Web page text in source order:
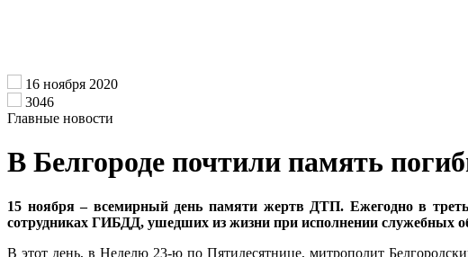
16 ноября 2020
3046
Главные новости
В Белгороде почтили память
15 ноября – всемирный день памяти жертв ДТП. Ежегодно в
сотрудниках ГИБДД, ушедших из жизни при исполнении служебных
В этот день, в Неделю 23-ю по Пятидесятнице, митрополит